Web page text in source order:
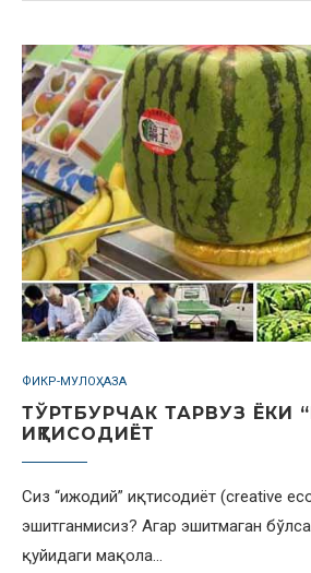
ФИКР-МУЛОҲАЗА
ТЎРТБУРЧАК ТАРВУЗ ЁКИ
ИҚТИСОДИЁТ
Сиз “ижодий” иқтисодиёт (creative
эшитганмисиз? Агар эшитмаган
қуйидаги мақола…